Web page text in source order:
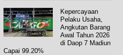
Kepercayaan
Pelaku Usaha,
Angkutan Barang
Awal Tahun 2026
di Daop 7 Madiun
Capai 99.20%